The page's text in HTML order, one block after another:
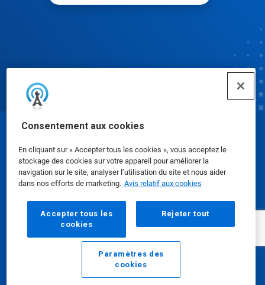
Consentement aux cookies
En cliquant sur « Accepter tous les cookies », vous acceptez le
stockage des cookies sur votre appareil pour améliorer la
navigation sur le site, analyser l’utilisation du site et nous aider
dans nos efforts de marketing. Avis relatif aux cookies
Accepter tous les
cookies
Rejeter tout
Paramètres des
cookies
Courriel Appeler
Fiches signalétiques|Politique de confidentialité
Modalités d'utilisation